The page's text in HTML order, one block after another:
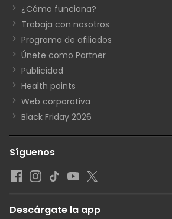
¿Cómo funciona?
Trabaja con nosotros
Programa de afiliados
Únete como Partner
Publicidad
Health points
Web corporativa
Black Friday 2026
Síguenos
Descárgate la app